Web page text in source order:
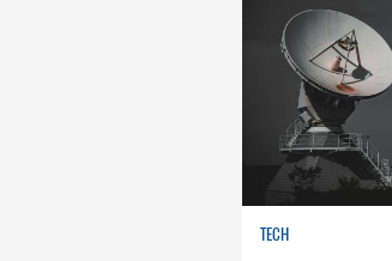
TECH